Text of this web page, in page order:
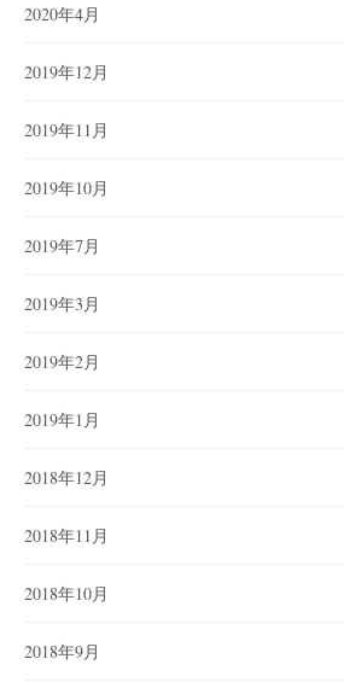
2020年4月
2019年12月
2019年11月
2019年10月
2019年7月
2019年3月
2019年2月
2019年1月
2018年12月
2018年11月
2018年10月
2018年9月